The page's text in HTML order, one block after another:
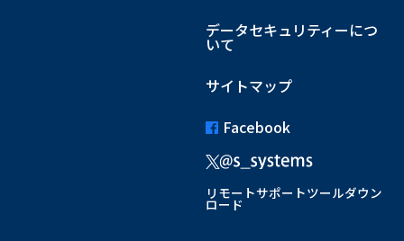
データセキュリティーにつ
いて
サイトマップ
Facebook
リモートサポートツールダウン
ロード